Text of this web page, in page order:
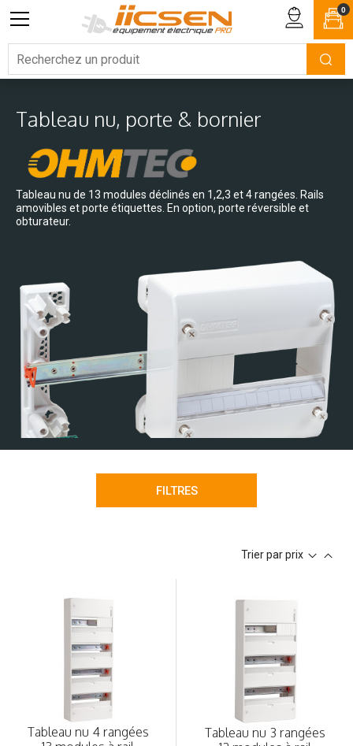
Tableau nu, porte & bornier
Tableau nu de 13 modules déclinés en 1,2,3 et 4 rangées. Rails
amovibles et porte étiquettes. En option, porte réversible et
obturateur.
FILTRES
Trier par prix
Tableau nu 4 rangées
Tableau nu 3 rangées
0